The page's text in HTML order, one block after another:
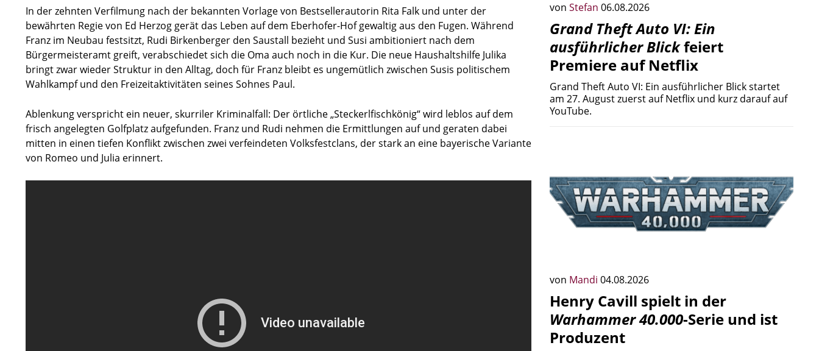
In der zehnten Verfilmung nach der bekannten Vorlage von Bestsellerautorin Rita Falk und unter der
bewährten Regie von Ed Herzog gerät das Leben auf dem Eberhofer-Hof gewaltig aus den Fugen. Während
Franz im Neubau festsitzt, Rudi Birkenberger den Saustall bezieht und Susi ambitioniert nach dem
Bürgermeisteramt greift, verabschiedet sich die Oma auch noch in die Kur. Die neue Haushaltshilfe Julika
bringt zwar wieder Struktur in den Alltag, doch für Franz bleibt es ungemütlich zwischen Susis politischem
Wahlkampf und den Freizeitaktivitäten seines Sohnes Paul.
Ablenkung verspricht ein neuer, skurriler Kriminalfall: Der örtliche „Steckerlfischkönig“ wird leblos auf dem
frisch angelegten Golfplatz aufgefunden. Franz und Rudi nehmen die Ermittlungen auf und geraten dabei
mitten in einen tiefen Konflikt zwischen zwei verfeindeten Volksfestclans, der stark an eine bayerische Variante
von Romeo und Julia erinnert.
von Stefan 06.08.2026
Grand Theft Auto VI: Ein
ausführlicher Blickfeiert
Premiere auf Netflix
Grand Theft Auto VI: Ein ausführlicher Blick startet
am 27. August zuerst auf Netflix und kurz darauf auf
YouTube.
von Mandi 04.08.2026
Henry Cavill spielt in der
Warhammer 40.000-Serie und ist
Produzent